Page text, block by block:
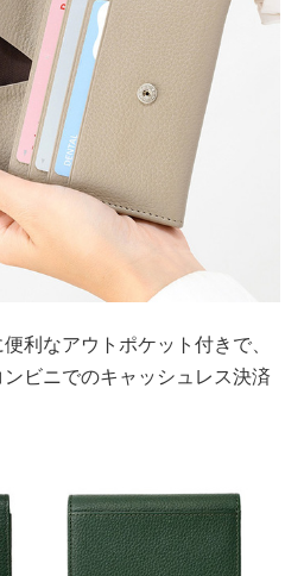
利なアウトポケット付きで、
ビニでのキャッシュレス決済